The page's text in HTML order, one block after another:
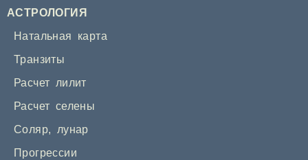
АСТРОЛОГИЯ
Натальная карта
Транзиты
Расчет лилит
Расчет селены
Соляр, лунар
Прогрессии